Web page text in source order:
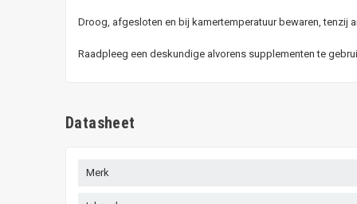
Droog, afgesloten en bij kamertemperatuur bewaren, tenzij
Raadpleeg een deskundige alvorens supplementen te
Datasheet
Merk